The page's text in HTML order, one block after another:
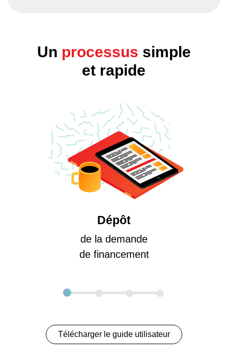
Un processus simple
et rapide
Dépôt
de la demande
de financement
Télécharger le guide utilisateur